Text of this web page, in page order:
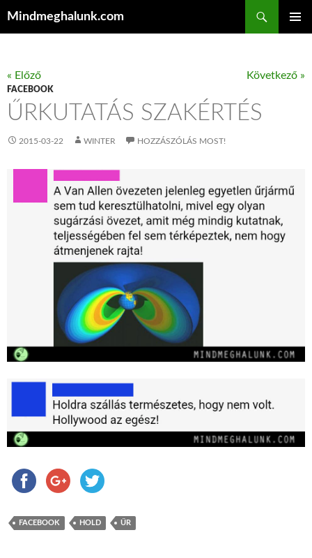
Mindmeghalunk.com
« Előző Következő »
FACEBOOK
ŰRKUTATÁS SZAKÉRTÉS
2015-03-22 WINTER HOZZÁSZÓLÁS MOST!
FACEBOOK HOLD ŰR